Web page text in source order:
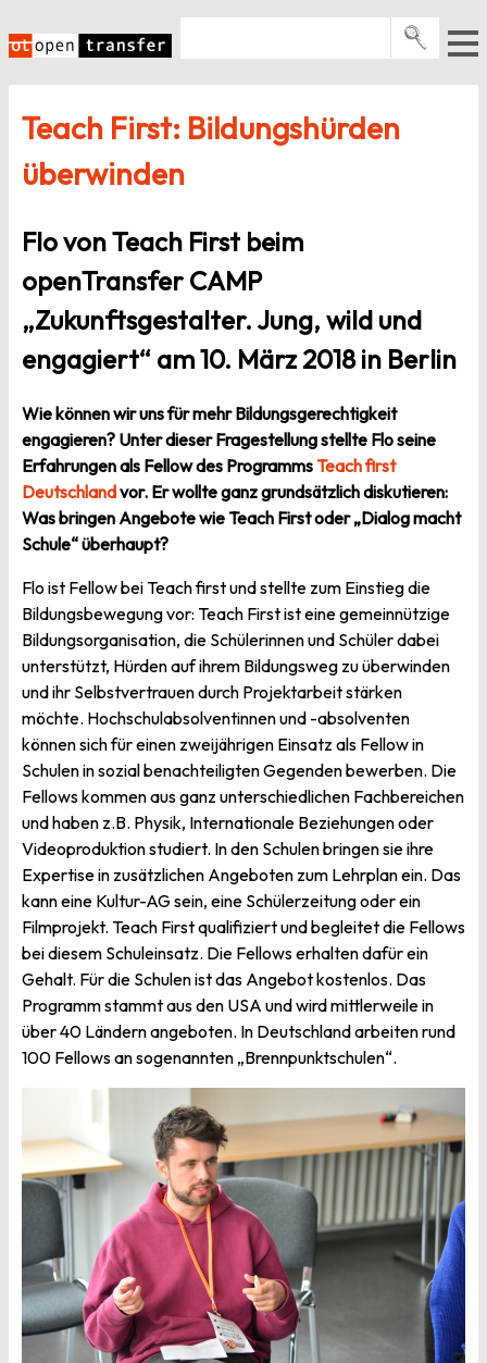
Inhalt
springen
Events
Newsletter
Teach First: Bildungshürden
überwinden
Flo von Teach First beim
openTransfer CAMP
„Zukunftsgestalter. Jung, wild und
engagiert“ am 10. März 2018 in Berlin
Wie können wir uns für mehr Bildungsgerechtigkeit
engagieren? Unter dieser Fragestellung stellte Flo seine
Erfahrungen als Fellow des Programms Teach first
Deutschlandvor. Er wollte ganz grundsätzlich diskutieren:
Was bringen Angebote wie Teach First oder „Dialog macht
Schule“ überhaupt?
Flo ist Fellow bei Teach first und stellte zum Einstieg die
Bildungsbewegung vor: Teach First ist eine gemeinnützige
Bildungsorganisation, die Schülerinnen und Schüler dabei
unterstützt, Hürden auf ihrem Bildungsweg zu überwinden
und ihr Selbstvertrauen durch Projektarbeit stärken
möchte. Hochschulabsolventinnen und -absolventen
können sich für einen zweijährigen Einsatz als Fellow in
Schulen in sozial benachteiligten Gegenden bewerben. Die
Fellows kommen aus ganz unterschiedlichen Fachbereichen
und haben z.B. Physik, Internationale Beziehungen oder
Videoproduktion studiert. In den Schulen bringen sie ihre
Expertise in zusätzlichen Angeboten zum Lehrplan ein. Das
kann eine Kultur-AG sein, eine Schülerzeitung oder ein
Filmprojekt. Teach First qualifiziert und begleitet die Fellows
bei diesem Schuleinsatz. Die Fellows erhalten dafür ein
Gehalt. Für die Schulen ist das Angebot kostenlos. Das
Programm stammt aus den USA und wird mittlerweile in
über 40 Ländern angeboten. In Deutschland arbeiten rund
100 Fellows an sogenannten „Brennpunktschulen“.